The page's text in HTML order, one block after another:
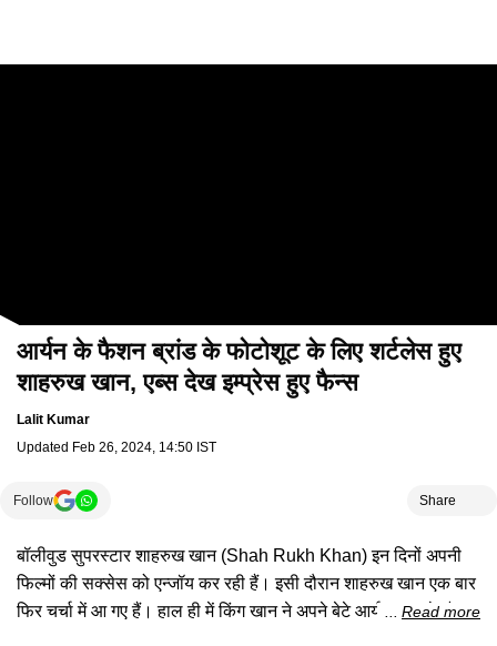
आर्यन के फैशन ब्रांड के फोटोशूट के लिए शर्टलेस हुए
शाहरुख खान, एब्स देख इम्प्रेस हुए फैन्स
Lalit Kumar
Updated Feb 26, 2024, 14:50 IST
Follow Share
बॉलीवुड सुपरस्टार शाहरुख खान (Shah Rukh Khan) इन दिनों अपनी
फिल्मों की सक्सेस को एन्जॉय कर रही हैं। इसी दौरान शाहरुख खान एक बार
फिर चर्चा में आ गए हैं। हाल ही में किंग खान ने अपने बेटे आर्यन खान के फैशन
Read more